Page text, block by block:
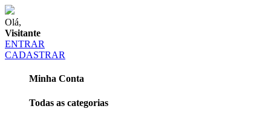
Olá,
Visitante
ENTRAR
CADASTRAR
Minha Conta
Todas as categorias